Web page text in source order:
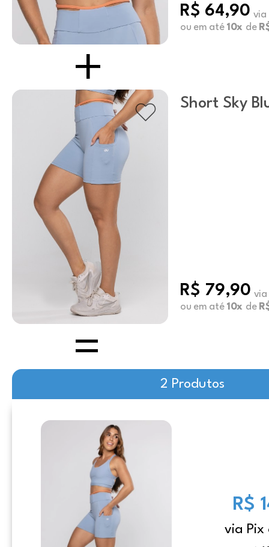
R$ 64,90 via
ou em até 10x de
Short Sky
R$ 79,90 via
ou em até 10x de
2 Produtos
R$
via Pix